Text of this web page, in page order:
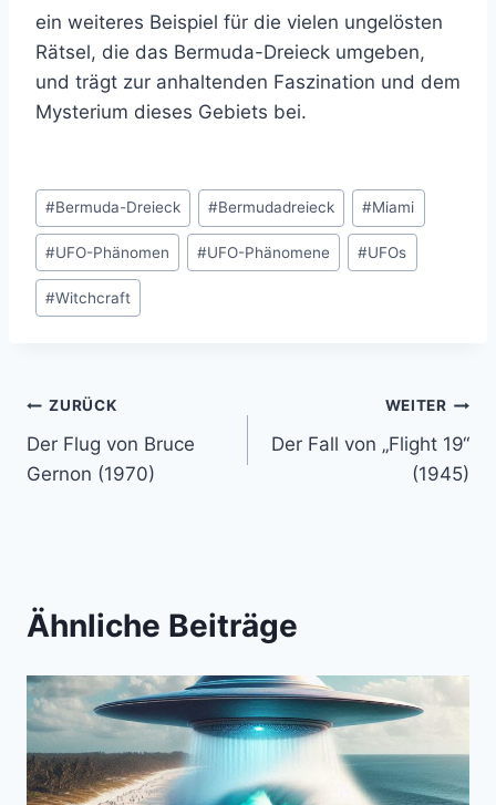
ein weiteres Beispiel für die vielen ungelösten
Rätsel, die das Bermuda-Dreieck umgeben,
und trägt zur anhaltenden Faszination und dem
Mysterium dieses Gebiets bei.
Schlagworte:
#Bermuda-Dreieck #Bermudadreieck #Miami
#UFO-Phänomen #UFO-Phänomene #UFOs
#Witchcraft
Beitragsnavigation
ZURÜCK
Der Flug von Bruce
Gernon (1970)
WEITER
Der Fall von „Flight 19“
(1945)
Ähnliche Beiträge